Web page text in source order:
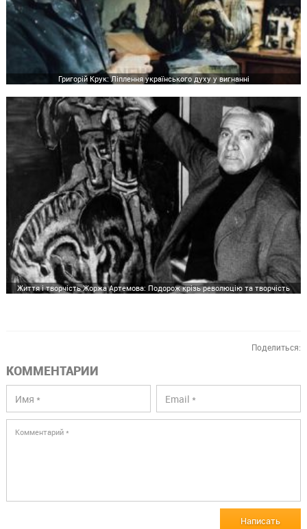
Григорій Крук: Ліплення українського духу у вигнанні
Життя і творчість Жоржа Артемова: Подорож крізь революцію та творчість
Поделиться:
КОММЕНТАРИИ
Написать